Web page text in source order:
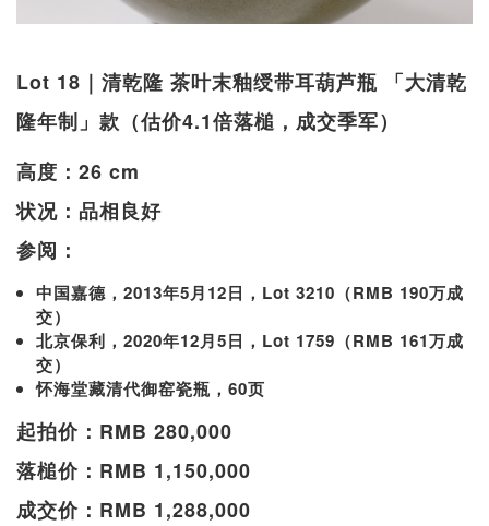
Lot 18｜清乾隆 茶叶末釉绶带耳葫芦瓶 「大清乾
隆年制」款（估价4.1倍落槌，成交季军）
高度：26 cm
状况：品相良好
参阅：
中国嘉德，2013年5月12日，Lot 3210（RMB 190万成
交）
北京保利，2020年12月5日，Lot 1759（RMB 161万成
交）
怀海堂藏清代御窑瓷瓶，60页
起拍价：RMB 280,000
落槌价：RMB 1,150,000
成交价：RMB 1,288,000